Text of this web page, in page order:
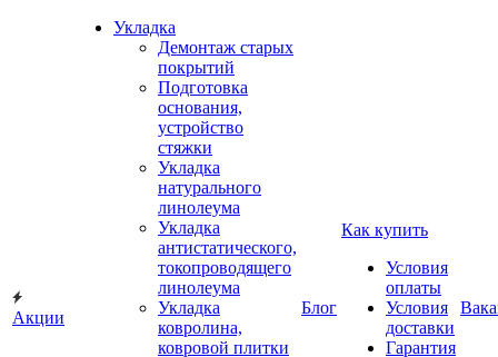
Акции
Укладка
Демонтаж старых
покрытий
Подготовка
основания,
устройство
стяжки
Укладка
натурального
линолеума
Укладка
антистатического,
токопроводящего
линолеума
Укладка
ковролина,
ковровой плитки
Блог
Как купить
Условия
оплаты
Условия
доставки
Гарантия